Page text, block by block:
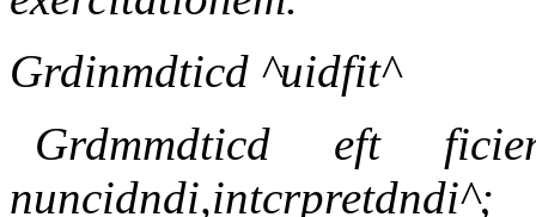
Grdinmdticd ^uidfit^
Grdmmdticd eft